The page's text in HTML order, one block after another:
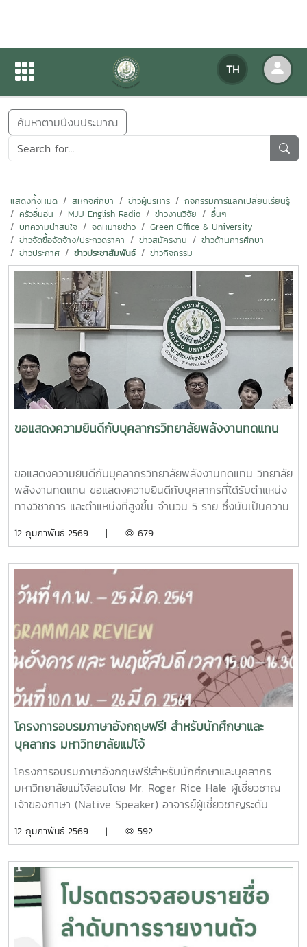
TH
ข่าวสารกิจกรรม
ค้นหาตามปีงบประมาณ
แสดงทั้งหมด สหกิจศึกษา ข่าวผู้บริหาร
กิจกรรมการแลกเปลี่ยนเรียนรู้
ครัวอิ่มอุ่น
MJU English Radio ข่าวงานวิจัย
อื่นๆ
บทความน่าสนใจ
จดหมายข่าว
Green Office & University
ข่าวจัดซื้อจัดจ้าง/ประกวดราคา
ข่าวสมัครงาน
ข่าวด้านการศึกษา
ข่าวประกาศ
ข่าวประชาสัมพันธ์ ข่าวกิจกรรม
ขอแสดงความยินดีกับบุคลากรวิทยาลัยพลังงานทดแทน
ขอแสดงความยินดีกับบุคลากรวิทยาลัยพลังงานทดแทน วิทยาลัย
พลังงานทดแทน ขอแสดงความยินดีกับบุคลากรที่ได้รับตำแหน่ง
ทางวิชาการ และตำแหน่งที่สูงขึ้น จำนวน 5 ราย ซึ่งนับเป็นความ
ทุ่มเทในการปฏิบัติงาน ดังนี้ระดับรองศาสตราจารย์1. ผู้ช่วย
ริยะนาระดับผู้ช่วยศาสตราจารย์1. อาจารย์ ดร.ภคมน ปินตานา
ระดับอำนวยการ1. นางวันทินี ปิ่นแก้วผู้อำนวยการสำนักงาน
คณบดี2. ดร.กมลดารา เหรียญสุวรรณ์หัวหน้างานวิจัยและบริการ
วิชาการวิทยาลัยพลังงานทดแทนขอร่วมแสดงความยินดี และขอ
อวยพรให้ทุกท่านประสบความสำเร็จยิ่ง ๆ ขึ้นไป เป็นกำลังสำคัญ
ในการพัฒนาวิทยาลัยและสังคมต่อไป
12 กุมภาพันธ์ 2569 | 679
โครงการอบรมภาษาอังกฤษฟรี! สำหรับนักศึกษาและ
บุคลากร มหาวิทยาลัยแม่โจ้
โครงการอบรมภาษาอังกฤษฟรี!สำหรับนักศึกษาและบุคลากร
มหาวิทยาลัยแม่โจ้สอนโดย Mr. Roger Rice Hale ผู้เชี่ยวชาญ
เจ้าของภาษา (Native Speaker) อาจารย์ผู้เชี่ยวชาญระดับ
เปิดรับสมัคร1. ภาษาอังกฤษเพื่อการสนทนา (English
น.ระยะเวลาอบรม: 9 กุมภาพันธ์ – 25 มีนาคม 25692. ทบทวน
ไวยากรณ์ภาษาอังกฤษ (English Grammar Review)เรียนทุก
วัน: อังคาร และ พฤหัสบดีเวลา: 15:00 – 16:30 น.ระยะเวลา
อบรม: 10 กุมภาพันธ์ – 26 มีนาคม 2569เปิดรับสมัครแล้ววันนี้
(ฟรี! ไม่มีค่าใช้จ่าย)สอบถามข้อมูลเพิ่มเติม: วิทยาลัยนานาชาติ
12 กุมภาพันธ์ 2569 | 592